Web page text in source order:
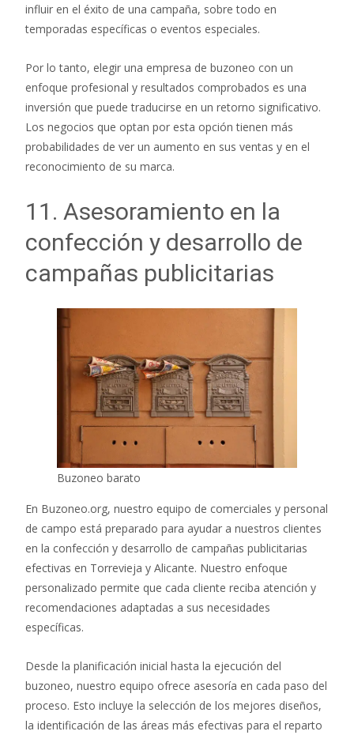
influir en el éxito de una campaña, sobre todo en
temporadas específicas o eventos especiales.
Por lo tanto, elegir una empresa de buzoneo con un
enfoque profesional y resultados comprobados es una
inversión que puede traducirse en un retorno significativo.
Los negocios que optan por esta opción tienen más
probabilidades de ver un aumento en sus ventas y en el
reconocimiento de su marca.
11. Asesoramiento en la
confección y desarrollo de
campañas publicitarias
Buzoneo barato
En Buzoneo.org, nuestro equipo de comerciales y personal
de campo está preparado para ayudar a nuestros clientes
en la confección y desarrollo de campañas publicitarias
efectivas en Torrevieja y Alicante. Nuestro enfoque
personalizado permite que cada cliente reciba atención y
recomendaciones adaptadas a sus necesidades
específicas.
Desde la planificación inicial hasta la ejecución del
buzoneo, nuestro equipo ofrece asesoría en cada paso del
proceso. Esto incluye la selección de los mejores diseños,
la identificación de las áreas más efectivas para el reparto